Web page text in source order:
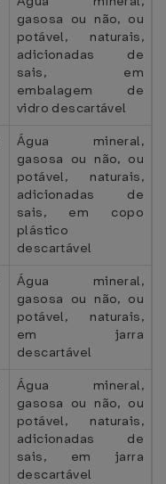
gasosa ou não, ou
potável, naturais,
adicionadas de
sais, em
embalagem de
vidro descartável
Água mineral,
gasosa ou não, ou
potável, naturais,
adicionadas de
sais, em copo
plástico
descartável
Água mineral,
gasosa ou não, ou
potável, naturais,
em jarra
descartável
Água mineral,
gasosa ou não, ou
potável, naturais,
adicionadas de
sais, em jarra
descartável